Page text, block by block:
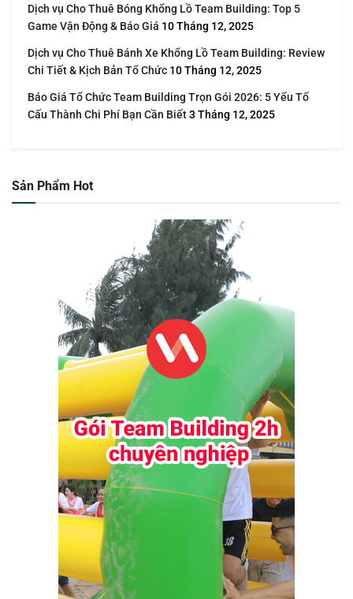
Dịch vụ Cho Thuê Bóng Khổng Lồ Team Building: Top 5
Game Vận Động & Báo Giá 10 Tháng 12, 2025
Dịch vụ Cho Thuê Bánh Xe Khổng Lồ Team Building: Review
Chi Tiết & Kịch Bản Tổ Chức 10 Tháng 12, 2025
Báo Giá Tổ Chức Team Building Trọn Gói 2026: 5 Yếu Tố
Cấu Thành Chi Phí Bạn Cần Biết3 Tháng 12, 2025
Sản Phẩm Hot